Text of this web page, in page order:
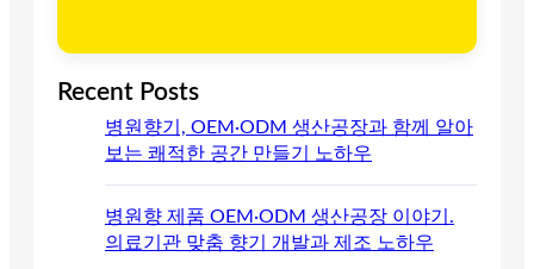
Recent Posts
병원향기, OEM·ODM 생산공장과 함께 알아
보는 쾌적한 공간 만들기 노하우
병원향 제품 OEM·ODM 생산공장 이야기.
의료기관 맞춤 향기 개발과 제조 노하우